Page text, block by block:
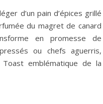
d’un pain d’épices grillé
du magret de canard
en promesse de
ou chefs aguerris,
emblématique de la